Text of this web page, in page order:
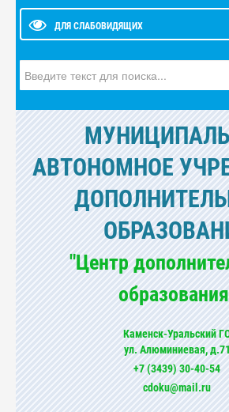
ДЛЯ СЛАБОВИДЯЩИХ
АВТОНОМНОЕ
"Центр
Каменск-Уральский
ул. Алюминиевая, д.71
+7 (3439) 30-40-54
cdoku@mail.ru